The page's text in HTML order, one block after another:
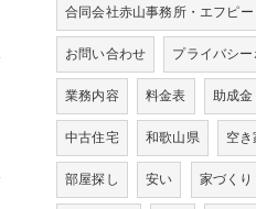
合同会社赤山事務所・エフピ
お問い合わせ
プライバシ
業務内容
料金表 助成金
中古住宅
和歌山県 空き
部屋探し
安い 家づくり